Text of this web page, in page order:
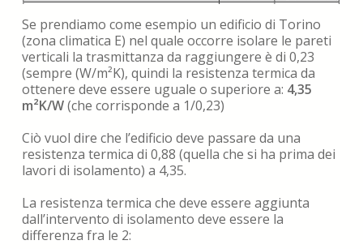
Se prendiamo come esempio un edificio di Torino
(zona climatica E) nel quale occorre isolare le pareti
verticali la trasmittanza da raggiungere è di 0,23
(sempre (W/m²K), quindi la resistenza termica da
ottenere deve essere uguale o superiore a: 4,35
m²K/W(che corrisponde a 1/0,23)
Ciò vuol dire che l’edificio deve passare da una
resistenza termica di 0,88 (quella che si ha prima dei
lavori di isolamento) a 4,35.
La resistenza termica che deve essere aggiunta
dall’intervento di isolamento deve essere la
differenza fra le 2: